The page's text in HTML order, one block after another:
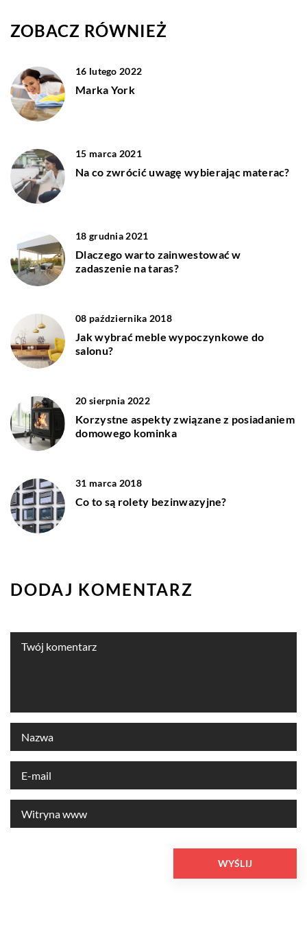
ZOBACZ RÓWNIEŻ
16 lutego 2022
Marka York
15 marca 2021
Na co zwrócić uwagę wybierając materac?
18 grudnia 2021
Dlaczego warto zainwestować w
zadaszenie na taras?
08 października 2018
Jak wybrać meble wypoczynkowe do
salonu?
20 sierpnia 2022
Korzystne aspekty związane z posiadaniem
domowego kominka
31 marca 2018
Co to są rolety bezinwazyjne?
DODAJ KOMENTARZ